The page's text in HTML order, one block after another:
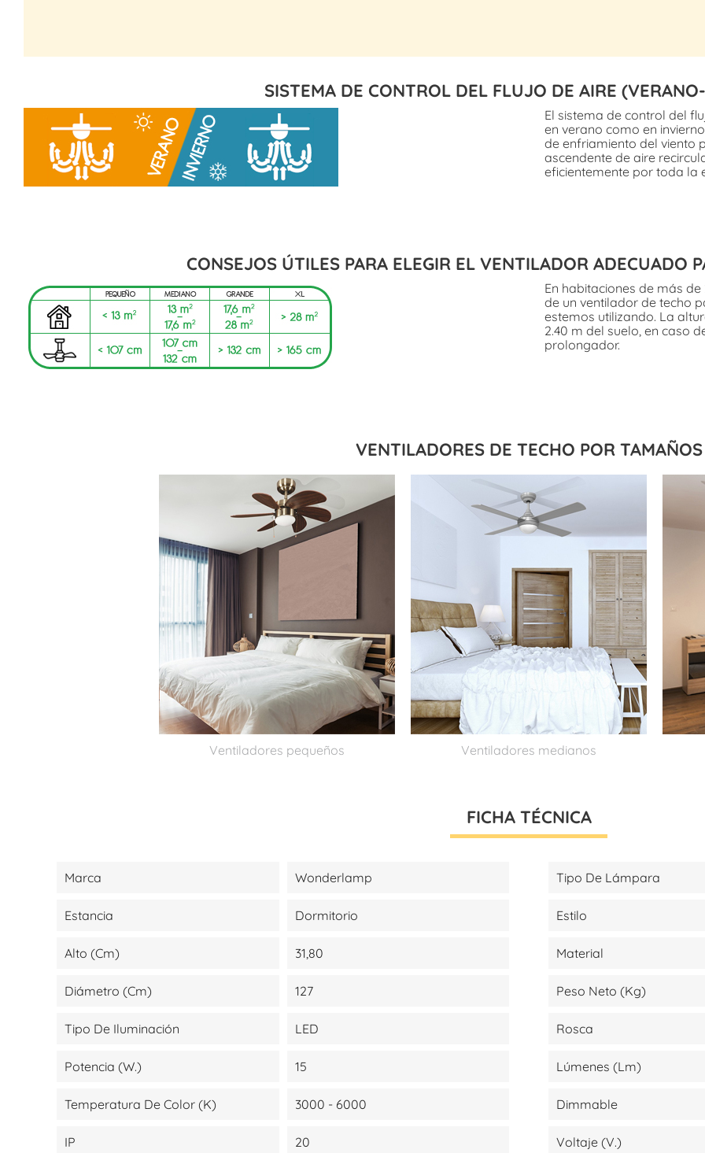
SISTEMA DE CONTROL DEL FLUJO DE AIRE
El sistema de control del
en verano como en
de enfriamiento del viento
ascendente de aire
eficientemente por toda la
CONSEJOS ÚTILES PARA ELEGIR EL VENTILADOR ADECUADO
En habitaciones de más
de un ventilador de techo
estemos utilizando. La
2.40 m del suelo, en caso
prolongador.
VENTILADORES DE TECHO POR TAMAÑOS
Ventiladores pequeños Ventiladores medianos
FICHA TÉCNICA
Marca Wonderlamp Tipo De Lámpara
Estancia Dormitorio Estilo
Alto (cm) 31,80 Material
Diámetro (cm) 127 Peso Neto (kg)
Tipo De Iluminación LED Rosca
Potencia (W.) 15 Lúmenes (lm)
Temperatura De Color (K) 3000 - 6000 Dimmable
IP 20 Voltaje (V.)